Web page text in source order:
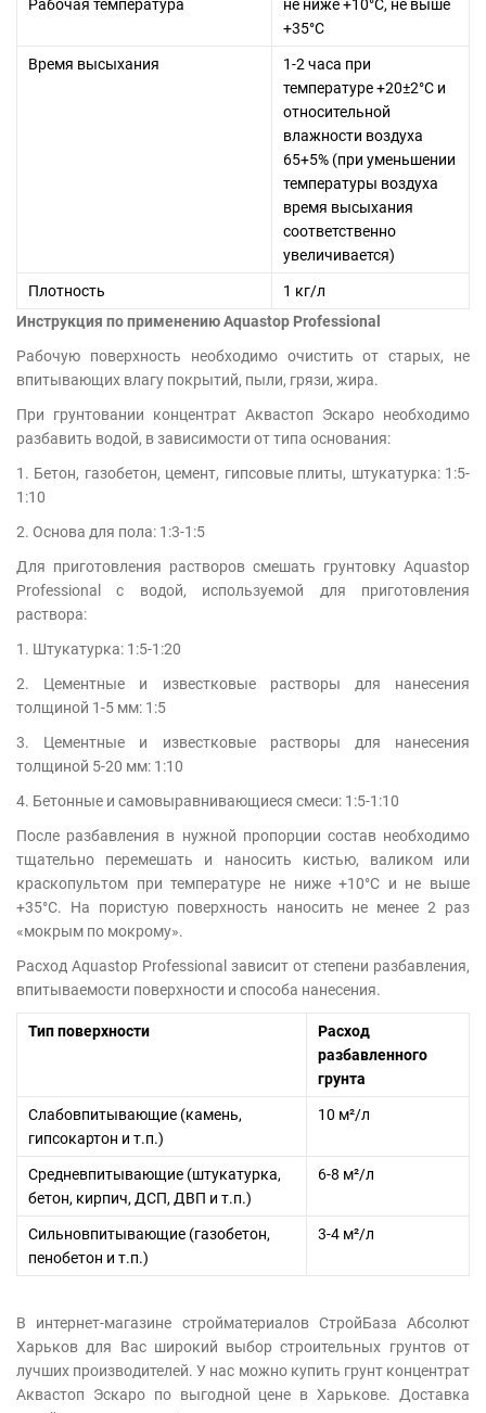
Рабочая температура
не ниже +10°С, не выше
+35°С
Время высыхания
1-2 часа при
температуре +20±2°С и
относительной
влажности воздуха
65+5% (при уменьшении
температуры воздуха
время высыхания
соответственно
увеличивается)
Плотность
1 кг/л
Инструкция по применению Aquastop Professional
Рабочую поверхность необходимо очистить от старых, не
впитывающих влагу покрытий, пыли, грязи, жира.
При грунтовании концентрат Аквастоп Эскаро необходимо
разбавить водой, в зависимости от типа основания:
1. Бетон, газобетон, цемент, гипсовые плиты, штукатурка: 1:5-
1:10
2. Основа для пола: 1:3-1:5
Для приготовления растворов смешать грунтовку Aquastop
Professional с водой, используемой для приготовления
раствора:
1. Штукатурка: 1:5-1:20
2. Цементные и известковые растворы для нанесения
толщиной 1-5 мм: 1:5
3. Цементные и известковые растворы для нанесения
толщиной 5-20 мм: 1:10
4. Бетонные и самовыравнивающиеся смеси: 1:5-1:10
После разбавления в нужной пропорции состав необходимо
тщательно перемешать и наносить кистью, валиком или
краскопультом при температуре не ниже +10°С и не выше
+35°С. На пористую поверхность наносить не менее 2 раз
«мокрым по мокрому».
Расход Aquastop Professional зависит от степени разбавления,
впитываемости поверхности и способа нанесения.
Тип поверхности
Расход
разбавленного
грунта
Слабовпитывающие (камень,
гипсокартон и т.п.)
10 м²/л
Средневпитывающие (штукатурка,
бетон, кирпич, ДСП, ДВП и т.п.)
6-8 м²/л
Сильновпитывающие (газобетон,
пенобетон и т.п.)
3-4 м²/л
В интернет-магазине стройматериалов СтройБаза Абсолют
Харьков для Вас широкий выбор строительных грунтов от
лучших производителей. У нас можно купить грунт концентрат
Аквастоп Эскаро по выгодной цене в Харькове. Доставка